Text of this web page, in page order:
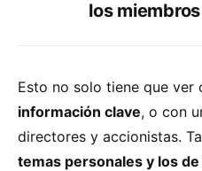
los
Esto no solo tiene que ver
información clave, o con
directores y accionistas.
temas personales y los